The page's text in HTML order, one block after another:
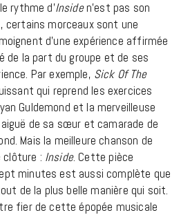
rythme d’Insiden’est pas son
certains morceaux sont une
d’une expérience affirmée
de la part du groupe et de ses
Par exemple, Sick Of The
qui reprend les exercices
Guldemond et la merveilleuse
de sa sœur et camarade de
Mais la meilleure chanson de
clôture : Inside. Cette pièce
minutes est aussi complète que
de la plus belle manière qui soit.
fier de cette épopée musicale